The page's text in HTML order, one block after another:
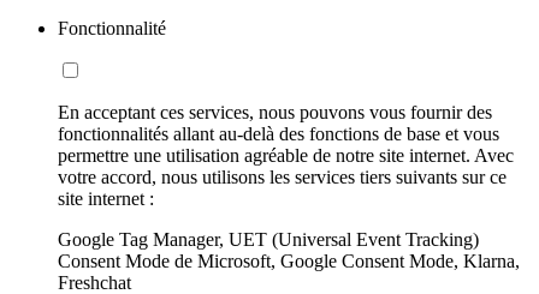
Fonctionnalité
En acceptant ces services, nous pouvons vous fournir des
fonctionnalités allant au-delà des fonctions de base et vous
permettre une utilisation agréable de notre site internet. Avec
votre accord, nous utilisons les services tiers suivants sur ce
site internet :
Google Tag Manager, UET (Universal Event Tracking)
Consent Mode de Microsoft, Google Consent Mode, Klarna,
Freshchat